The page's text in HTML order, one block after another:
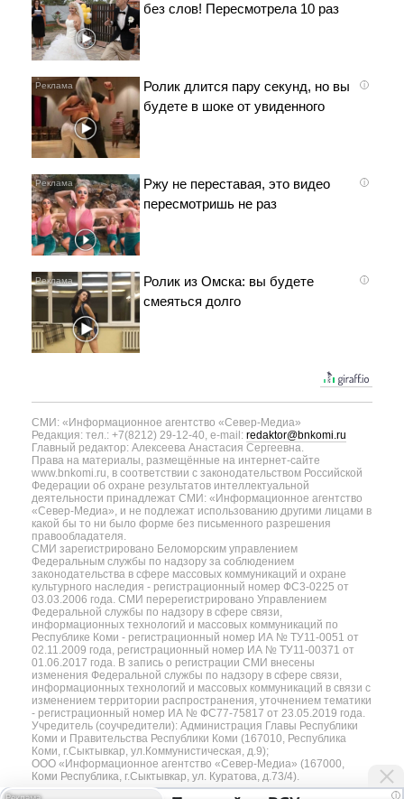
без слов! Пересмотрела 10 раз
i
Ролик длится пару секунд, но вы
будете в шоке от увиденного
i
Ржу не переставая, это видео
пересмотришь не раз
i
Ролик из Омска: вы будете
смеяться долго
СМИ: «Информационное агентство «Север-Медиа»
Редакция: тел.: +7(8212) 29-12-40, e-mail: redaktor@bnkomi.ru
Главный редактор: Алексеева Анастасия Сергеевна.
Права на материалы, размещённые на интернет-сайте
www.bnkomi.ru, в соответствии с законодательством Российской
Федерации об охране результатов интеллектуальной
деятельности принадлежат СМИ: «Информационное агентство
«Север-Медиа», и не подлежат использованию другими лицами в
какой бы то ни было форме без письменного разрешения
правообладателя.
СМИ зарегистрировано Беломорским управлением
Федеральным службы по надзору за соблюдением
законодательства в сфере массовых коммуникаций и охране
культурного наследия - регистрационный номер ФС3-0225 от
03.03.2006 года. СМИ перерегистрировано Управлением
Федеральной службы по надзору в сфере связи,
информационных технологий и массовых коммуникаций по
Республике Коми - регистрационный номер ИА № ТУ11-0051 от
02.11.2009 года, регистрационный номер ИА № ТУ11-00371 от
01.06.2017 года. В запись о регистрации СМИ внесены
изменения Федеральной службы по надзору в сфере связи,
информационных технологий и массовых коммуникаций в связи с
изменением территории распространения, уточнением тематики
- регистрационный номер ИА № ФС77-75817 от 23.05.2019 года.
Учредитель (соучредители): Администрация Главы Республики
Коми и Правительства Республики Коми (167010, Республика
Коми, г.Сыктывкар, ул.Коммунистическая, д.9);
ООО «Информационное агентство «Север-Медиа» (167000,
Коми Республика, г.Сыктывкар, ул. Куратова, д.73/4).
i